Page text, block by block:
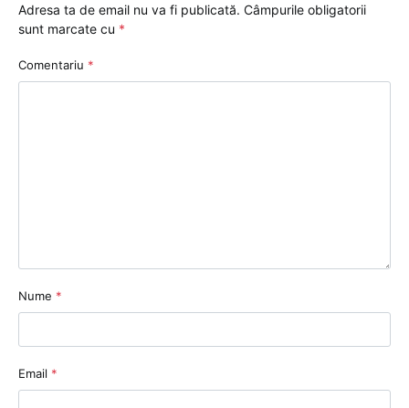
Adresa ta de email nu va fi publicată. Câmpurile obligatorii
sunt marcate cu *
Comentariu *
Nume *
Email *